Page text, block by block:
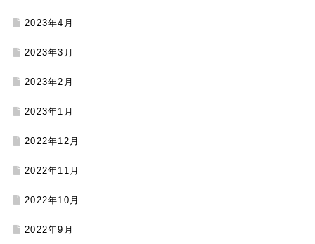
2023年4月
2023年3月
2023年2月
2023年1月
2022年12月
2022年11月
2022年10月
2022年9月